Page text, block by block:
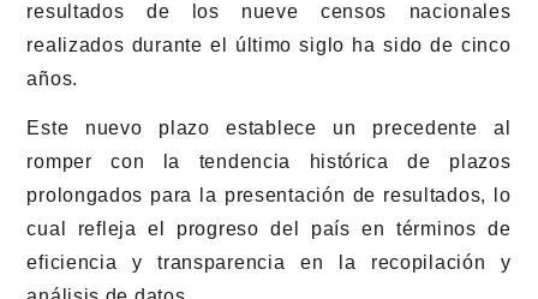
resultados de los nueve censos nacionales
realizados durante el último siglo ha sido de cinco
años.
Este nuevo plazo establece un precedente al
romper con la tendencia histórica de plazos
prolongados para la presentación de resultados, lo
cual refleja el progreso del país en términos de
eficiencia y transparencia en la recopilación y